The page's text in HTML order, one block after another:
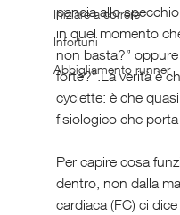
Iniziare a correre
Infortuni
Abbigliamento runner
pancia allo
in quel momento
non basta?”
forte?”.La verità è
cyclette: è che
fisiologico che
Per capire cosa
dentro, non dalla
cardiaca (FC) ci